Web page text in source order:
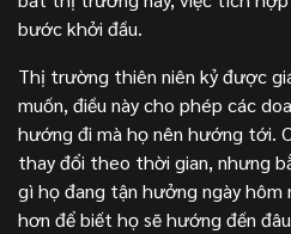
bước khởi đầu.
Thị trường thiên niên kỷ được
muốn, điều này cho phép các
hướng đi mà họ nên hướng tới.
thay đổi theo thời gian, nhưng
gì họ đang tận hưởng ngày
hơn để biết họ sẽ hướng đến